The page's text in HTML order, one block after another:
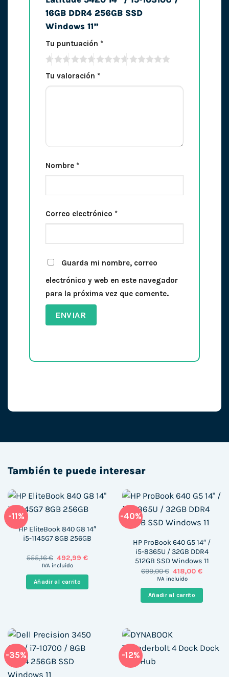
16GB DDR4 256GB SSD
Windows 11”
Tu puntuación *
Tu valoración *
Nombre *
Correo electrónico *
Guarda mi nombre, correo
electrónico y web en este navegador
para la próxima vez que comente.
También te puede interesar
-11%
HP EliteBook 840 G8 14″
i5-1145G7 8GB 256GB
555,16€ El
precio
era:
555,16 €.
492,99€El
es:
492,99 €.
IVA incluido
Añadir al carrito
-40%
HP ProBook 640 G5 14″ /
i5-8365U / 32GB DDR4
512GB SSD Windows 11
699,00€ El
precio
era:
699,00 €.
418,00€El
es:
418,00
IVA incluido
Añadir al carrito
-35% -12%